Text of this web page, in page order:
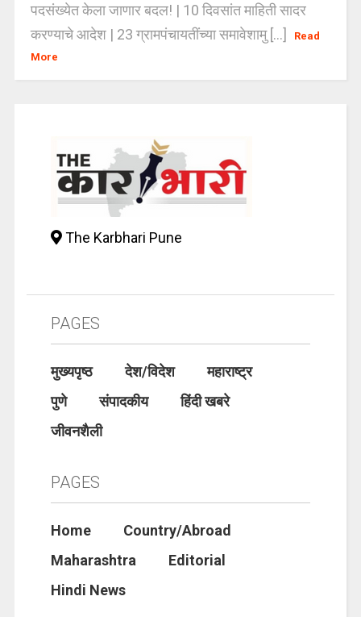
पदसंख्येत केला जाणार बदल! | 10 दिवसांत माहिती सादर
करण्याचे आदेश | 23 ग्रामपंचायतींच्या समावेशामु [...]
Read
More
The Karbhari Pune
PAGES
मुख्यपृष्ठ देश/विदेश
महाराष्ट्र
पुणे
संपादकीय
हिंदी खबरे
जीवनशैली
PAGES
Home
Country/Abroad
Maharashtra
Editorial
Hindi News